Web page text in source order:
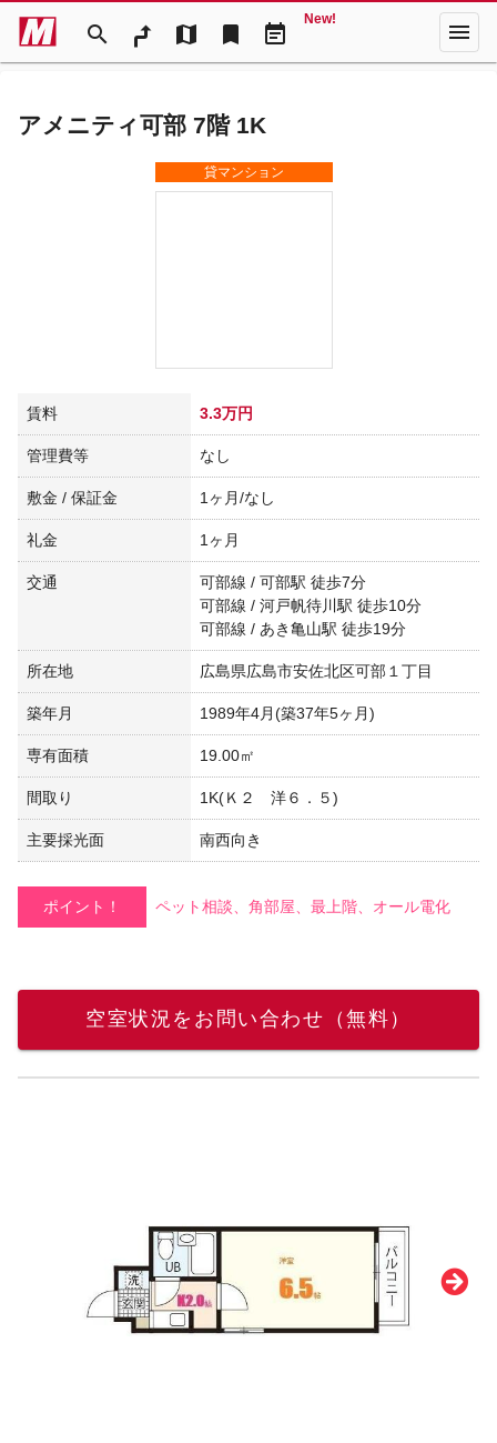
search map bookmark event_note
New! menu
アメニティ可部 7階 1K
貸マンション
賃料 3.3万円
管理費等 なし
敷金 / 保証金 1ヶ月/なし
礼金 1ヶ月
交通
可部線 / 可部駅 徒歩7分
可部線 / 河戸帆待川駅 徒歩10分
可部線 / あき亀山駅 徒歩19分
所在地 広島県広島市安佐北区可部１丁目
築年月 1989年4月(築37年5ヶ月)
専有面積 19.00㎡
間取り 1K(Ｋ２ 洋６．５)
主要採光面 南西向き
ポイント！ ペット相談、角部屋、最上階、オール電化
空室状況をお問い合わせ（無料）